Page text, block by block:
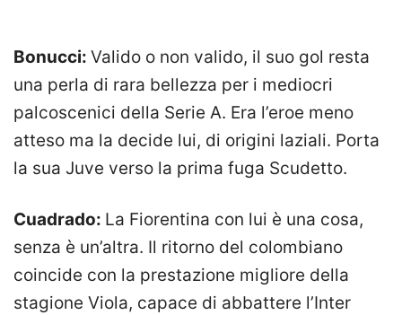
Bonucci: Valido o non valido, il suo gol resta
una perla di rara bellezza per i mediocri
palcoscenici della Serie A. Era l’eroe meno
atteso ma la decide lui, di origini laziali. Porta
la sua Juve verso la prima fuga Scudetto.
Cuadrado: La Fiorentina con lui è una cosa,
senza è un’altra. Il ritorno del colombiano
coincide con la prestazione migliore della
stagione Viola, capace di abbattere l’Inter